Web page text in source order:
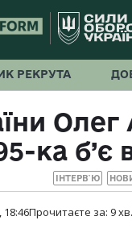
РЕКРУТА
ка б’є
ІНТЕРВ`Ю
Прочитаєте за: 9хв.